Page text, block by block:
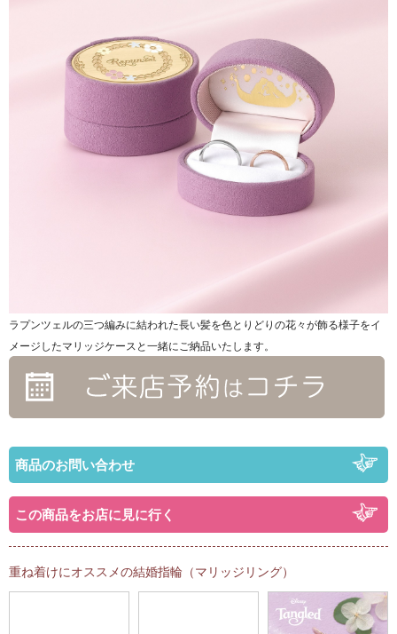
ラプンツェルの三つ編みに結われた長い髪を色とりどりの花々が飾る様子をイ
メージしたマリッジケースと一緒にご納品いたします。
商品のお問い合わせ
この商品をお店に見に行く
重ね着けにオススメの結婚指輪（マリッジリング）